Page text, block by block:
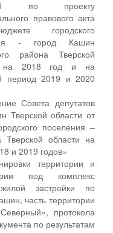
по проекту
правового акта
городского
- город Кашин
района Тверской
на 2018 год и на
период 2019 и 2020
Совета депутатов
Тверской области от
поселения –
области на
и 2019 годов»
территории и
под комплекс
застройки по
часть территории
протокола
по результатам